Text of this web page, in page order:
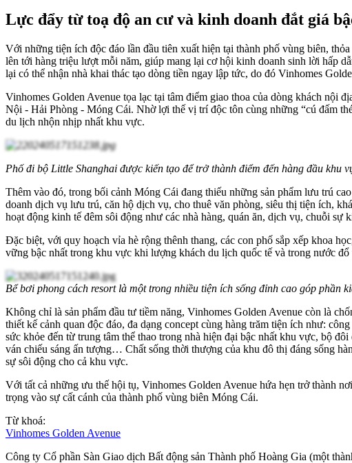
Lực đẩy từ toạ độ an cư và kinh doanh đắt giá
Với những tiện ích độc đáo lần đầu tiên xuất hiện tại thành phố vùng biên,
lên tới hàng triệu lượt mỗi năm, giúp mang lại cơ hội kinh doanh sinh lời hấp
lại có thể nhận nhà khai thác tạo dòng tiền ngay lập tức, do đó Vinhomes
Vinhomes Golden Avenue tọa lạc tại tâm điểm giao thoa của dòng khách nội
Nội - Hải Phòng - Móng Cái. Nhờ lợi thế vị trí độc tôn cùng những “cú đấm
du lịch nhộn nhịp nhất khu vực.
Phố đi bộ Little Shanghai được kiến tạo để trở thành điểm đến hàng đầu khu
Thêm vào đó, trong bối cảnh Móng Cái đang thiếu những sản phẩm lưu trú
doanh dịch vụ lưu trú, căn hộ dịch vụ, cho thuê văn phòng, siêu thị tiện ích,
hoạt động kinh tế đêm sôi động như các nhà hàng, quán ăn, dịch vụ, chuỗi sự
Đặc biệt, với quy hoạch vỉa hè rộng thênh thang, các con phố sắp xếp khoa
vững bậc nhất trong khu vực khi lượng khách du lịch quốc tế và trong nước
Bể bơi phong cách resort là một trong nhiều tiện ích sống đỉnh cao góp phần
Không chỉ là sản phẩm đầu tư tiềm năng, Vinhomes Golden Avenue còn là
thiết kế cảnh quan độc đáo, đa dạng concept cùng hàng trăm tiện ích như:
sức khỏe đến từ trung tâm thể thao trong nhà hiện đại bậc nhất khu vực, bộ
ván chiếu sáng ấn tượng… Chất sống thời thượng của khu đô thị đáng sống
sự sôi động cho cả khu vực.
Với tất cả những ưu thế hội tụ, Vinhomes Golden Avenue hứa hẹn trở thành
trọng vào sự cất cánh của thành phố vùng biên Móng Cái.
Từ khoá:
Vinhomes Golden Avenue
Công ty Cổ phần Sàn Giao dịch Bất động sản Thành phố Hoàng Gia (một